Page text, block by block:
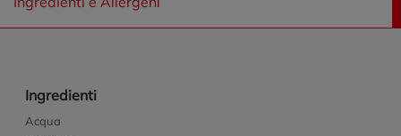
Ingredienti
Acqua